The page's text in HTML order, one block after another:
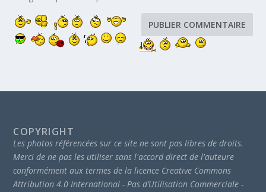
COPYRIGHT
Les photos référencées sur ce site ne sont pas libres de droits.
Merci de ne pas les utiliser sans l'accord direct de l'auteure
conformément aux termes de la licence Creative Commons
Attribution 4.0 International - Pas d’Utilisation Commerciale -